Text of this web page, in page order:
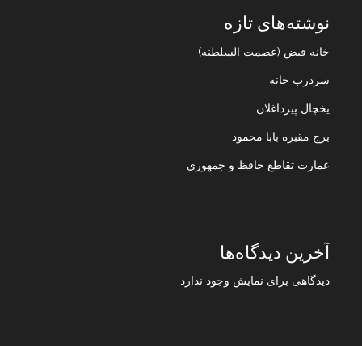
نوشته‌های تازه
خانه فیض (عصمت السلطنه)
سردرب خانه
یخچال پیرداغلان
برج مقبره بابا محمود
عمارت تقاطع حافظ و جمهوری
آخرین دیدگاه‌ها
دیدگاهی برای نمایش وجود ندارد.